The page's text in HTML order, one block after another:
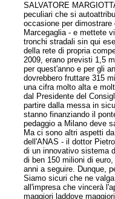
SALVATORE
peculiari che si
occasione per
Marcegaglia - e mettete
tronchi stradali sin qui
della rete di propria
2009, erano previsti 1,5
per quest'anno e per gli
dovrebbero fruttare 315
una cifra molto alta e
dal Presidente del
partire dalla messa in
stanno finanziando il
pedaggio a Milano deve
Ma ci sono altri aspetti
dell'ANAS - il dottor
di un innovativo sistema
di ben 150 milioni di
anni a seguire. Dunque,
Siamo sicuri che ne
all'impresa che vincerà
maggiori laddove